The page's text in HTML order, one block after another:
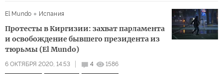
El Mundo
Испания
Протесты в Киргизии: захват парламента
и освобождение бывшего президента из
тюрьмы (El Mundo)
6 ОКТЯБРЯ 2020, 14:53 4 1586